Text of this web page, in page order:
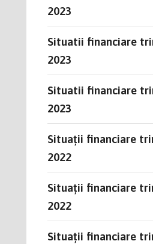
2023
Situatii financiare
2023
Situatii financiare
2023
Situații financiare
2022
Situații financiare
2022
Situații financiare